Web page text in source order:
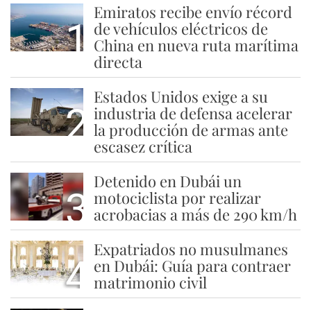
1
Emiratos recibe envío récord
de vehículos eléctricos de
China en nueva ruta marítima
directa
2
Estados Unidos exige a su
industria de defensa acelerar
la producción de armas ante
escasez crítica
3
Detenido en Dubái un
motociclista por realizar
acrobacias a más de 290 km/h
4
Expatriados no musulmanes
en Dubái: Guía para contraer
matrimonio civil